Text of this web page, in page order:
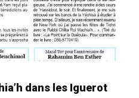
dans les Iguerot